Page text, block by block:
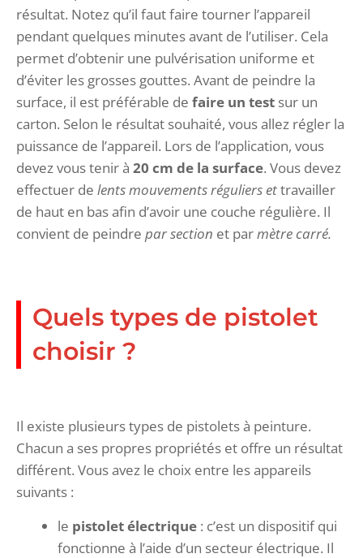
résultat. Notez qu’il faut faire tourner l’appareil
pendant quelques minutes avant de l’utiliser. Cela
permet d’obtenir une pulvérisation uniforme et
d’éviter les grosses gouttes. Avant de peindre la
surface, il est préférable de faire un test sur un
carton. Selon le résultat souhaité, vous allez régler la
puissance de l’appareil. Lors de l’application, vous
devez vous tenir à 20 cm de la surface. Vous devez
effectuer de lents mouvements réguliers ettravailler
de haut en bas afin d’avoir une couche régulière. Il
convient de peindre par section et parmètre carré.
Quels types de pistolet
choisir ?
Il existe plusieurs types de pistolets à peinture.
Chacun a ses propres propriétés et offre un résultat
différent. Vous avez le choix entre les appareils
suivants :
le pistolet électrique : c’est un dispositif qui
fonctionne à l’aide d’un secteur électrique. Il